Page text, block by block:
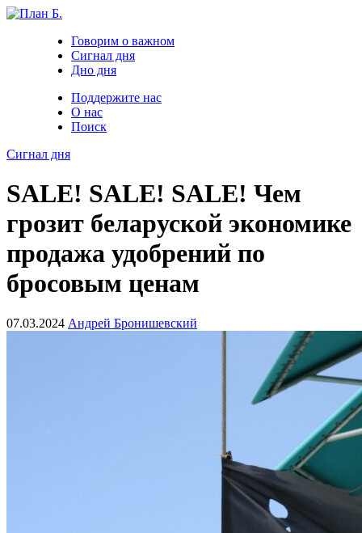
Говорим о важном
Сигнал дня
Дно дня
Поддержите нас
О нас
Поиск
Сигнал дня
SALE! SALE! SALE! Чем
грозит беларуской экономике
продажа удобрений по
бросовым ценам
07.03.2024 Андрей Бронишевский